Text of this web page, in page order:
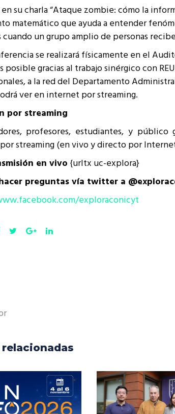
su charla “Ataque zombie: cómo la
matemático que ayuda a entender
un grupo amplio de personas
se realizará físicamente en el
posible gracias al trabajo sinérgico con
a la red del Departamento
ver en internet por streaming.
por streaming
profesores, estudiantes, y
streaming (en vivo y directo por
en vivo {urltx uc-explora}
preguntas vía twitter a
exploraconicyt